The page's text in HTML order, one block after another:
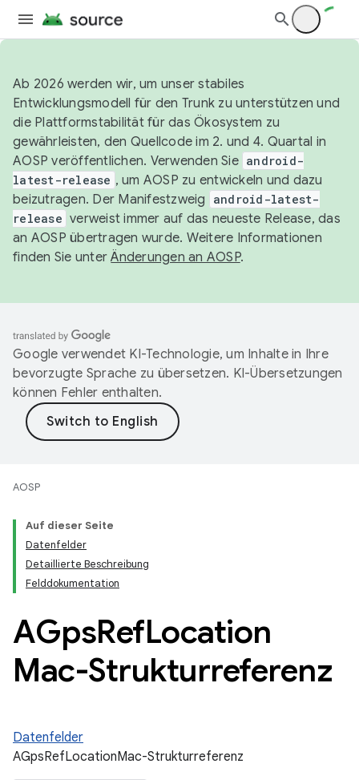
Ab 2026 werden wir, um unser stabiles
Entwicklungsmodell für den Trunk zu unterstützen und
die Plattformstabilität für das Ökosystem zu
gewährleisten, den Quellcode im 2. und 4. Quartal in
AOSP veröffentlichen. Verwenden Sie android-
latest-release , um AOSP zu entwickeln und dazu
beizutragen. Der Manifestzweig
android-latest-
release verweist immer auf das neueste Release, das
an AOSP übertragen wurde. Weitere Informationen
finden Sie unterÄnderungen an AOSP.
Google verwendet KI-Technologie, um Inhalte in Ihre
bevorzugte Sprache zu übersetzen. KI-Übersetzungen
können Fehler enthalten.
AOSP
Auf dieser Seite
Datenfelder
Detaillierte Beschreibung
Felddokumentation
AGpsRefLocation
Mac-Strukturreferenz
Datenfelder
AGpsRefLocationMac-Strukturreferenz